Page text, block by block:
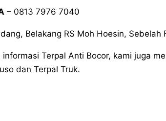
– 0813 7976 7040
Belakang RS Moh Hoesin, Sebelah
informasi Terpal Anti Bocor, kami juga
dan Terpal Truk.